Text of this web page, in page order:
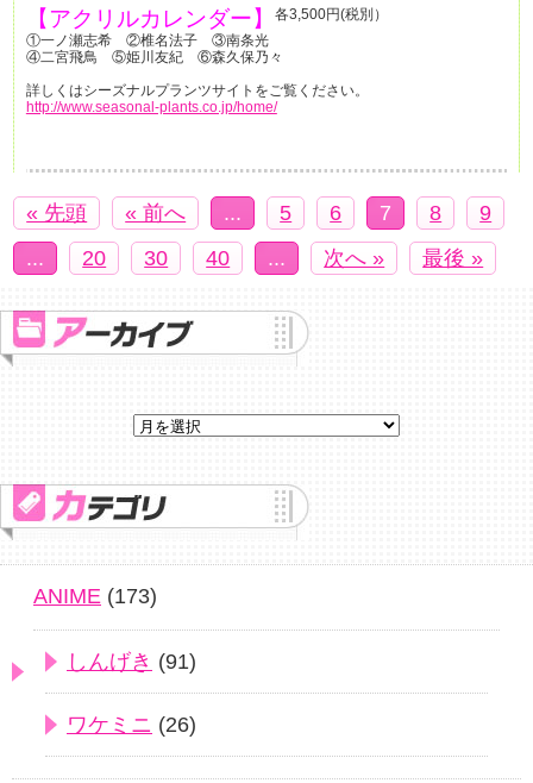
【アクリルカレンダー】
各3,500円(税別）
①一ノ瀬志希 ②椎名法子 ③南条光
④二宮飛鳥 ⑤姫川友紀 ⑥森久保乃々
詳しくはシーズナルプランツサイトをご覧ください。
http://www.seasonal-plants.co.jp/home/
« 先頭 « 前へ ... 5 6 7 8
9
...
20 30 40 ... 次へ » 最後 »
ANIME (173)
しんげき (91)
ワケミニ (26)